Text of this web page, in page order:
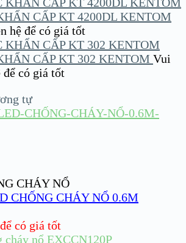
CẤP KT 4200DL KENTOM
hệ để có giá tốt
CẤP KT 302 KENTOM Vui
có giá tốt
tự
CHÁY NỔ
CHỐNG CHÁY NỔ 0.6M
có giá tốt